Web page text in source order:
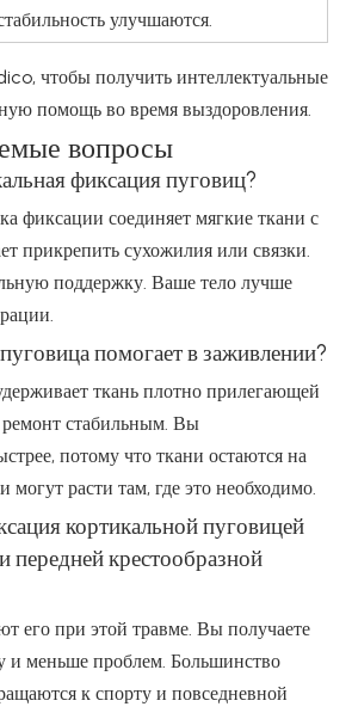
улучшаются.
чтобы получить интеллектуальные
помощь во время выздоровления.
вопросы
фиксация пуговиц?
фиксации соединяет мягкие ткани с
прикрепить сухожилия или связки.
поддержку. Ваше тело лучше
помогает в заживлении?
ткань плотно прилегающей
ремонт стабильным. Вы
потому что ткани остаются на
могут расти там, где это необходимо.
кортикальной пуговицей
передней крестообразной
его при этой травме. Вы получаете
меньше проблем. Большинство
к спорту и повседневной